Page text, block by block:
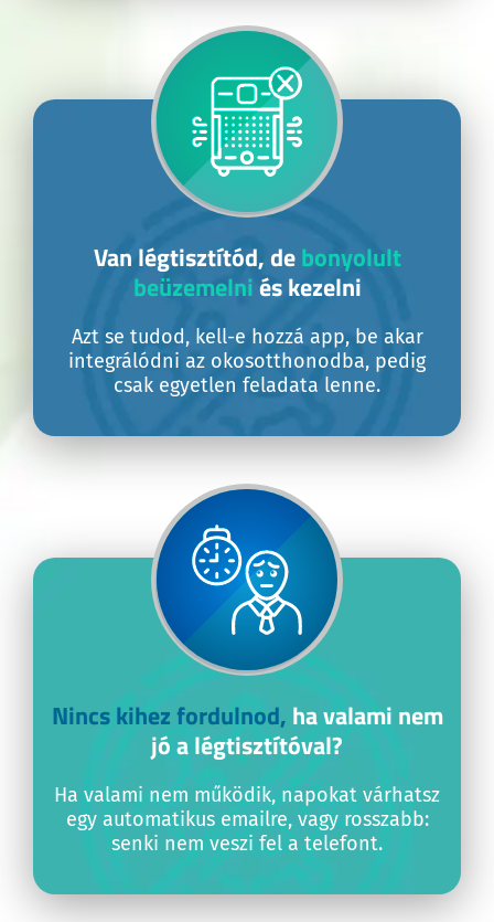
Van légtisztítód, debonyolult
beüzemelniés kezelni
Azt se tudod, kell-e hozzá app, be akar
integrálódni az okosotthonodba, pedig
csak egyetlen feladata lenne.
Nincs kihez fordulnod, ha valami nem
jó a légtisztítóval?
Ha valami nem működik, napokat várhatsz
egy automatikus emailre, vagy rosszabb:
senki nem veszi fel a telefont.